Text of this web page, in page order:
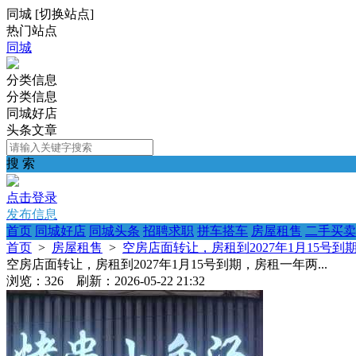
同城 [切换站点]
热门站点
同城
分类信息
分类信息
同城好店
头条文章
搜 索
点击登录
发布信息
首页 同城好店 同城头条 招聘求职 拼车搭车 房屋租售 二手买卖
首页 > 房屋租售 > 空房店面转让，房租到2027年1月15号到
空房店面转让，房租到2027年1月15号到期，房租一年两...
浏览：326 刷新：2026-05-22 21:32